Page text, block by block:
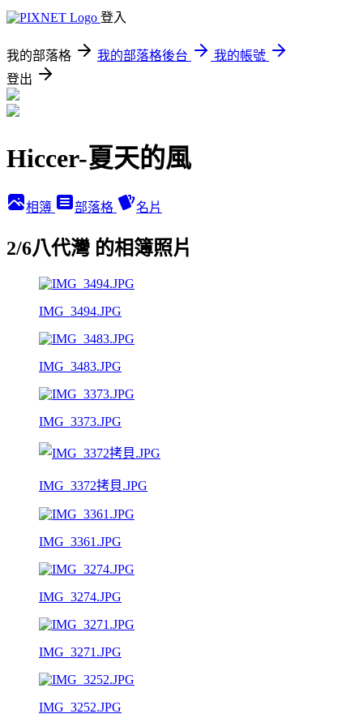
登入
我的部落格 我的部落格後台
我的帳號
登出
Hiccer-夏天的風
相簿 部落格 名片
2/6八代灣 的相簿照片
IMG_3494.JPG
IMG_3483.JPG
IMG_3373.JPG
IMG_3372拷貝.JPG
IMG_3361.JPG
IMG_3274.JPG
IMG_3271.JPG
IMG_3252.JPG